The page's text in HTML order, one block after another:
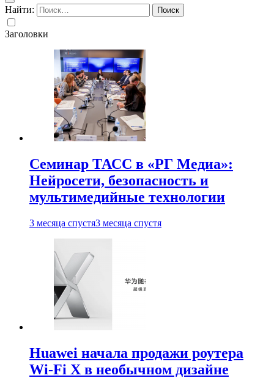
Найти:
Заголовки
Семинар ТАСС в «РГ Медиа»:
Нейросети, безопасность и
мультимедийные технологии
3 месяца спустя3 месяца спустя
Huawei начала продажи роутера
Wi-Fi X в необычном дизайне